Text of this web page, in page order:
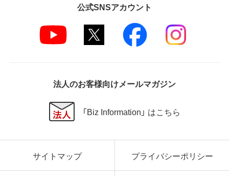
公式SNSアカウント
法人のお客様向けメールマガジン
「Biz Information」 はこちら
サイトマップ プライバシーポリシー